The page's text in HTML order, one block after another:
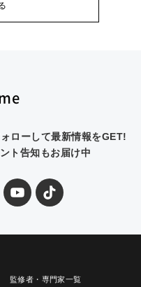
ローして最新情報をGET!
ト告知もお届け中
監修者・専門家一覧